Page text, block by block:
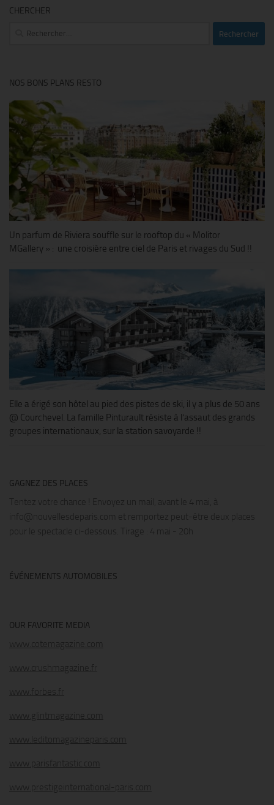
CHERCHER
Rechercher :
NOS BONS PLANS RESTO
Un parfum de Riviera souffle sur le rooftop du « Molitor
MGallery » : une croisière entre ciel de Paris et rivages du Sud !!
Elle a érigé son hôtel au pied des pistes de ski, il y a plus de 50 ans
@ Courchevel. La famille Pinturault résiste à l’assaut des grands
groupes internationaux, sur la station savoyarde !!
GAGNEZ DES PLACES
Tentez votre chance ! Envoyez un mail, avant le 4 mai, à
info@nouvellesdeparis.com et remportez peut-être deux places
pour le spectacle ci-dessous. Tirage : 4 mai - 20h
ÉVÉNEMENTS AUTOMOBILES
OUR FAVORITE MEDIA
www.cotemagazine.com
www.crushmagazine.fr
www.forbes.fr
www.glintmagazine.com
www.leditomagazineparis.com
www.parisfantastic.com
www.prestigeinternational-paris.com